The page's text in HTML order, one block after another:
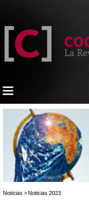
Noticias > Noticias 2023